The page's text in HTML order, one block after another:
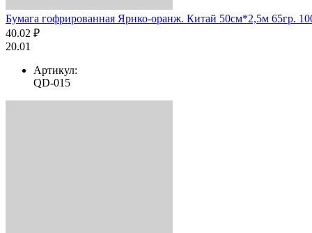
Бумага гофрированная Ярнко-оранж. Китай 50см*2,5м 65гр.
40.02 ₽
20.01
Артикул:
QD-015